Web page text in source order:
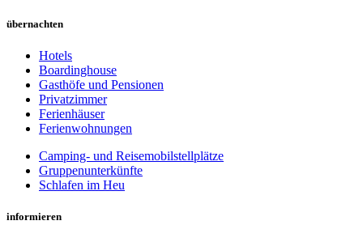
übernachten
Hotels
Boardinghouse
Gasthöfe und Pensionen
Privatzimmer
Ferienhäuser
Ferienwohnungen
Camping- und Reisemobilstellplätze
Gruppenunterkünfte
Schlafen im Heu
informieren